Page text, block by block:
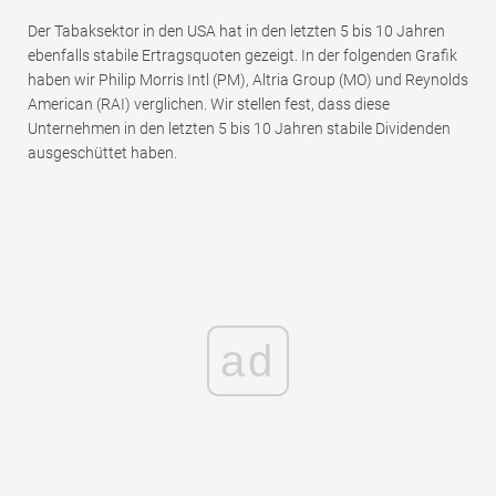
Der Tabaksektor in den USA hat in den letzten 5 bis 10 Jahren
ebenfalls stabile Ertragsquoten gezeigt. In der folgenden Grafik
haben wir Philip Morris Intl (PM), Altria Group (MO) und Reynolds
American (RAI) verglichen. Wir stellen fest, dass diese
Unternehmen in den letzten 5 bis 10 Jahren stabile Dividenden
ausgeschüttet haben.
ad